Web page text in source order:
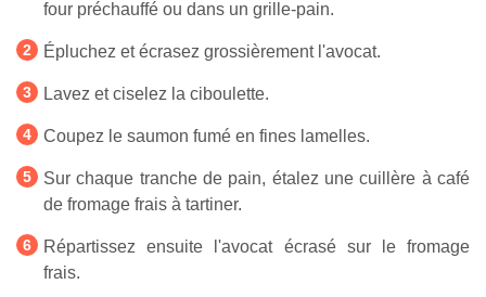
four préchauffé ou dans un grille-pain.
Épluchez et écrasez grossièrement l'avocat.
Lavez et ciselez la ciboulette.
Coupez le saumon fumé en fines lamelles.
Sur chaque tranche de pain, étalez une cuillère à café
de fromage frais à tartiner.
Répartissez ensuite l'avocat écrasé sur le fromage
frais.